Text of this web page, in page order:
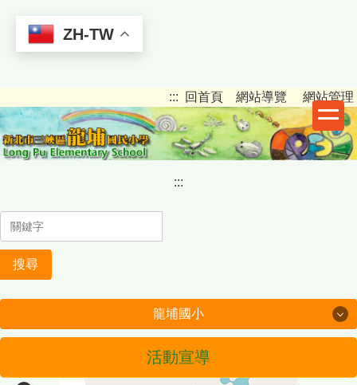
跳
到
主
要
::: 回首頁 網站導覽 網站管理
ZH-TW
:::
搜尋
龍埔國小
龍埔國小
活動宣導